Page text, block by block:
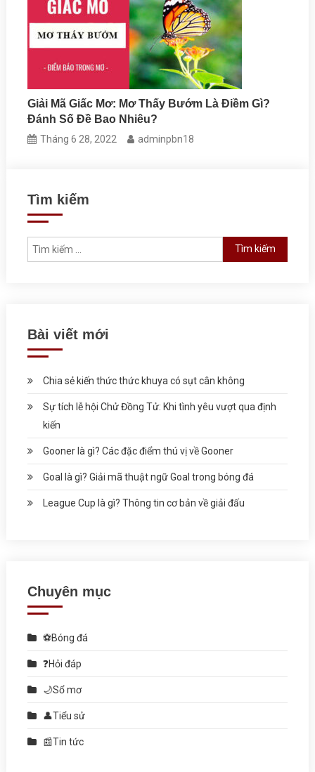
Giải Mã Giấc Mơ: Mơ Thấy Bướm Là Điềm Gì?
Đánh Số Đề Bao Nhiêu?
Tháng 6 28, 2022 adminpbn18
Tìm kiếm
Tìm kiếm cho:
Bài viết mới
Chia sẻ kiến thức thức khuya có sụt cân không
Sự tích lễ hội Chử Đồng Tử: Khi tình yêu vượt qua định
kiến
Gooner là gì? Các đặc điểm thú vị về Gooner
Goal là gì? Giải mã thuật ngữ Goal trong bóng đá
League Cup là gì? Thông tin cơ bản về giải đấu
Chuyên mục
⚽Bóng đá
❓Hỏi đáp
🌙Sổ mơ
👤Tiểu sử
📰Tin tức